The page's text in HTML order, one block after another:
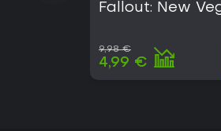
Fallout: New
9,98 €
4,99 €